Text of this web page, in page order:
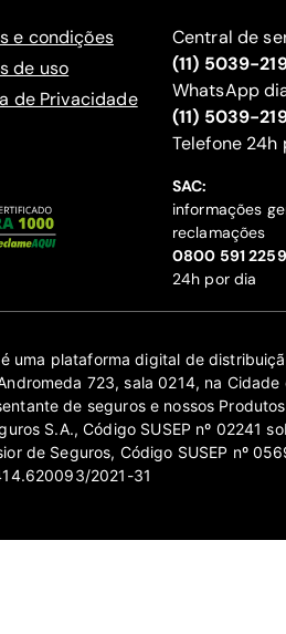
e condições
de uso
de Privacidade
Central de
(11) 5039-
WhatsApp
(11) 5039-
‍Telefone 24h
SAC:
informações
reclamações
‍0800 591 2259
24h por dia
uma plataforma digital de
723, sala 0214, na Cidade
de seguros e nossos
S.A., Código SUSEP nº 02241
de Seguros, Código SUSEP nº
2021-31